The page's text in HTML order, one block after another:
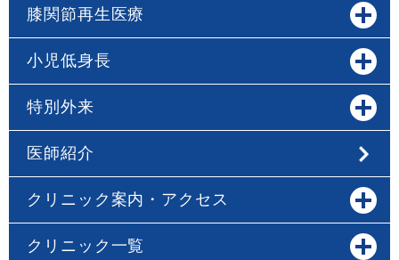
膝関節再生医療
小児低身長
特別外来
医師紹介
クリニック案内・アクセス
クリニック一覧